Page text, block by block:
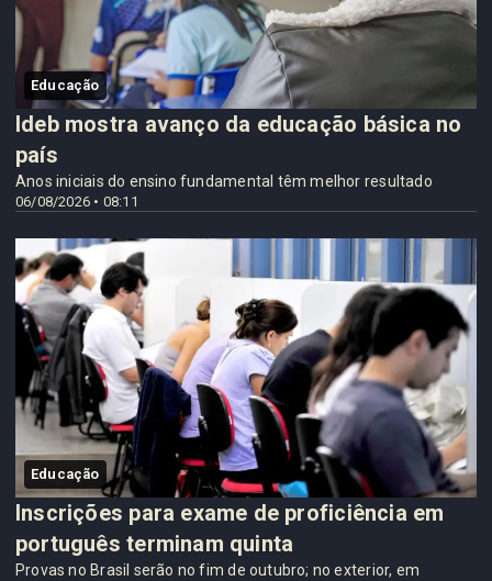
Educação
06/08/2026 • 08:11
Ideb mostra avanço da educação básica no
país
Anos iniciais do ensino fundamental têm melhor resultado
Educação
Inscrições para exame de proficiência em
português terminam quinta
Provas no Brasil serão no fim de outubro; no exterior, em